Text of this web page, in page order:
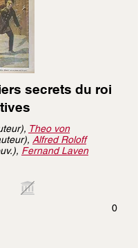
secrets du roi
Theo von
Alfred Roloff
Fernand Laven
0